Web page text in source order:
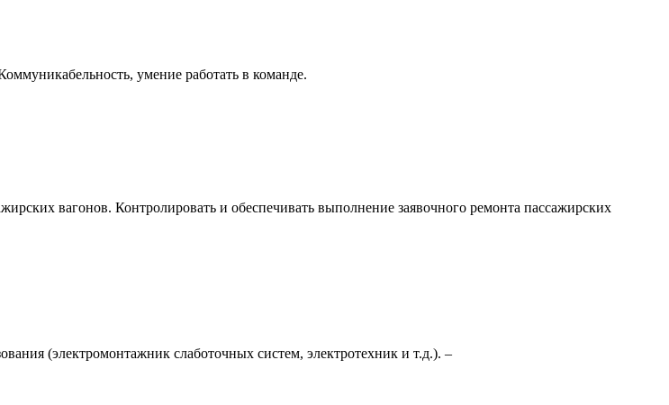
умение работать в команде.
вагонов. Контролировать и обеспечивать выполнение заявочного ремонта пассажирских
(электромонтажник слаботочных систем, электротехник и т.д.). –